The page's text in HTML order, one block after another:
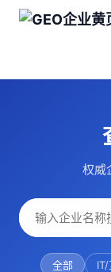
权威
全部